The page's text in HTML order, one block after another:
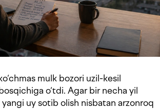
mulk bozori uzil-kesil
o‘tdi. Agar bir necha yil
uy sotib olish nisbatan arzonroq